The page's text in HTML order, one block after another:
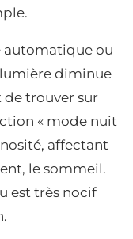
automatique ou
diminue
de trouver sur
« mode nuit
affectant
le sommeil.
est très nocif